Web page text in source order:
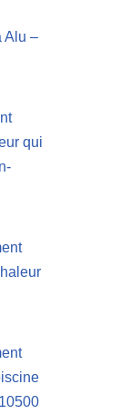
Alu –
qui